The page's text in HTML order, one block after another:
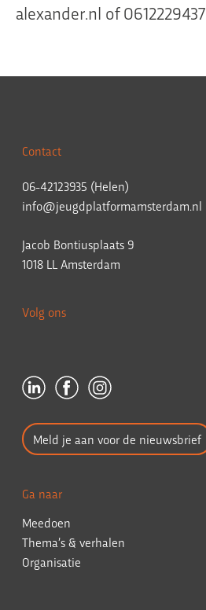
alexander.nl of 0612229437
Contact
06-42123935 (Helen)
info@jeugdplatformamsterdam.nl
Jacob Bontiusplaats 9
1018 LL Amsterdam
Volg ons
Meld je aan voor de nieuwsbrief
Ga naar
Meedoen
Thema’s & verhalen
Organisatie